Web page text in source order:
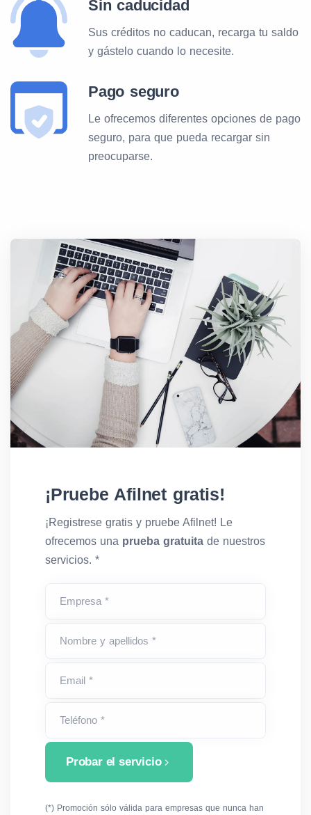
Sin caducidad
Sus créditos no caducan, recarga tu saldo
y gástelo cuando lo necesite.
Pago seguro
Le ofrecemos diferentes opciones de pago
seguro, para que pueda recargar sin
preocuparse.
¡Pruebe Afilnet gratis!
¡Registrese gratis y pruebe Afilnet! Le
ofrecemos una prueba gratuita de nuestros
servicios. *
Empresa *
Nombre y apellidos *
Email *
Teléfono *
Probar el servicio
(*) Promoción sólo válida para empresas que nunca han